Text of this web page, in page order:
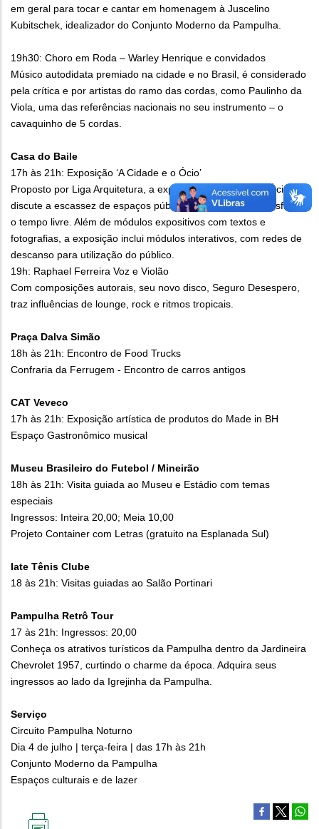
em geral para tocar e cantar em homenagem à Juscelino
Kubitschek, idealizador do Conjunto Moderno da Pampulha.
19h30: Choro em Roda – Warley Henrique e convidados
Músico autodidata premiado na cidade e no Brasil, é considerado
pela crítica e por artistas do ramo das cordas, como Paulinho da
Viola, uma das referências nacionais no seu instrumento – o
cavaquinho de 5 cordas.
Casa do Baile
17h às 21h: Exposição ‘A Cidade e o Ócio’
Proposto por Liga Arquitetura, a exposição ‘A Cidade e o Ócio’
discute a escassez de espaços públicos na cidade para desfrutar
o tempo livre. Além de módulos expositivos com textos e
fotografias, a exposição inclui módulos interativos, com redes de
descanso para utilização do público.
19h: Raphael Ferreira Voz e Violão
Com composições autorais, seu novo disco, Seguro Desespero,
traz influências de lounge, rock e ritmos tropicais.
Praça Dalva Simão
18h às 21h: Encontro de Food Trucks
Confraria da Ferrugem - Encontro de carros antigos
CAT Veveco
17h às 21h: Exposição artística de produtos do Made in BH
Espaço Gastronômico musical
Museu Brasileiro do Futebol / Mineirão
18h às 21h: Visita guiada ao Museu e Estádio com temas
especiais
Ingressos: Inteira 20,00; Meia 10,00
Projeto Container com Letras (gratuito na Esplanada Sul)
Iate Tênis Clube
18 às 21h: Visitas guiadas ao Salão Portinari
​Pampulha Retrô Tour
17 às 21h​: Ingressos: 20,00
​Conheça os atrativos turísticos da Pampulha dentro da Jardineira
Chevrolet 1957, curtindo o charme da época. Adquira seus
ingressos ao lado da Igrejinha da Pampulha.​
Serviço
Circuito Pampulha Noturno
Dia 4 de julho | terça-feira | das 17h às 21h
Conjunto Moderno da Pampulha
Espaços culturais e de lazer